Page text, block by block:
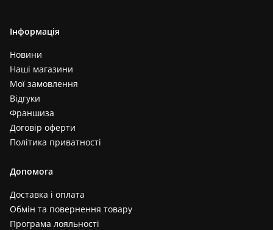
Інформація
Новини
Наші магазини
Мої замовлення
Відгуки
Франшиза
Договір оферти
Політика приватності
Допомога
Доставка і оплата
Обмін та повернення товару
Програма лояльності